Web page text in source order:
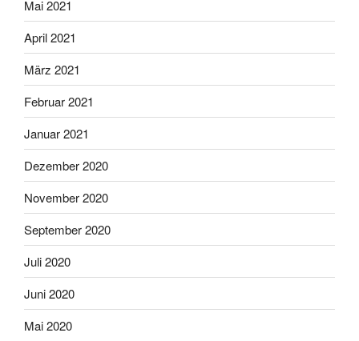
Mai 2021
April 2021
März 2021
Februar 2021
Januar 2021
Dezember 2020
November 2020
September 2020
Juli 2020
Juni 2020
Mai 2020